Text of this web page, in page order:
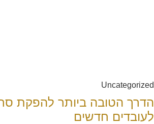
Uncategorized
הדרך הטובה ביותר להפקת
לעובדים חדשים